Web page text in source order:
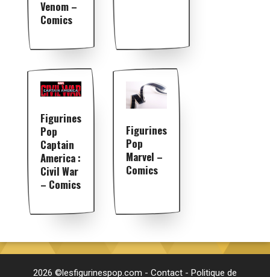
Venom –
Comics
Figurines
Pop
Captain
America :
Civil War
– Comics
Figurines
Pop
Marvel –
Comics
2026 ©lesfigurinespop.com - Contact - Politique de